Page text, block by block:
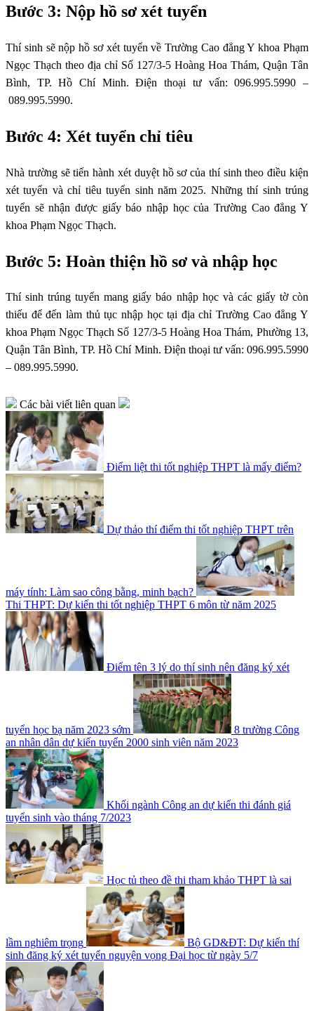
Bước 3: Nộp hồ sơ xét tuyển
Thí sinh sẽ nộp hồ sơ xét tuyển về Trường Cao đẳng Y khoa Phạm
Ngọc Thạch theo địa chỉ Số 127/3-5 Hoàng Hoa Thám, Quận Tân
Bình, TP. Hồ Chí Minh. Điện thoại tư vấn: 096.995.5990 –
089.995.5990.
Bước 4: Xét tuyển chỉ tiêu
Nhà trường sẽ tiến hành xét duyệt hồ sơ của thí sinh theo điều kiện
xét tuyển và chỉ tiêu tuyển sinh năm 2025. Những thí sinh trúng
tuyển sẽ nhận được giấy báo nhập học của Trường Cao đẳng Y
khoa Phạm Ngọc Thạch.
Bước 5: Hoàn thiện hồ sơ và nhập học
Thí sinh trúng tuyển mang giấy báo nhập học và các giấy tờ còn
thiếu để đến làm thủ tục nhập học tại địa chỉ Trường Cao đẳng Y
khoa Phạm Ngọc Thạch Số 127/3-5 Hoàng Hoa Thám, Phường 13,
Quận Tân Bình, TP. Hồ Chí Minh. Điện thoại tư vấn: 096.995.5990
– 089.995.5990.
Các bài viết liên quan
Điểm liệt thi tốt nghiệp THPT là mấy điểm?
Dự thảo thí điểm thi tốt nghiệp THPT trên
máy tính: Làm sao công bằng, minh bạch?
Thi THPT: Dự kiến thi tốt nghiệp THPT 6 môn từ năm 2025
Điểm tên 3 lý do thí sinh nên đăng ký xét
tuyển học bạ năm 2023 sớm
8 trường Công
an nhân dân dự kiến tuyển 2000 sinh viên năm 2023
Khối ngành Công an dự kiến thi đánh giá
tuyển sinh vào tháng 7/2023
Học tủ theo đề thi tham khảo THPT là sai
lầm nghiêm trọng
Bộ GD&ĐT: Dự kiến thí
sinh đăng ký xét tuyển nguyện vọng Đại học từ ngày 5/7